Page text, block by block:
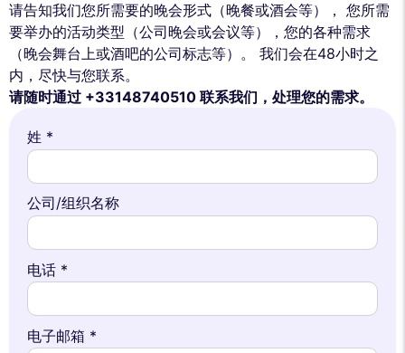
请告知我们您所需要的晚会形式（晚餐或酒会等）， 您所需
要举办的活动类型（公司晚会或会议等），您的各种需求
（晚会舞台上或酒吧的公司标志等）。 我们会在48小时之
内，尽快与您联系。
请随时通过 +33148740510 联系我们，处理您的需求。
姓 *
公司/组织名称
电话 *
电子邮箱 *